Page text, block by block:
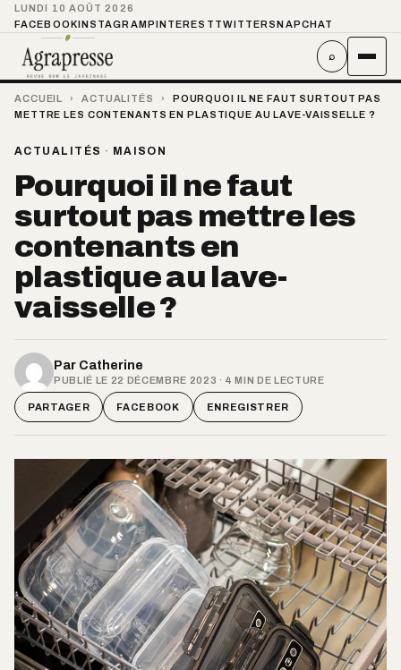
LUNDI 10 AOÛT 2026
FACEBOOKINSTAGRAMPINTEREST TWITTER SNAPCHAT
⌕
ACCUEIL › ACTUALITÉS ›
POURQUOI IL NE FAUT SURTOUT PAS
METTRE LES CONTENANTS EN PLASTIQUE AU LAVE-VAISSELLE ?
ACTUALITÉS · MAISON
Pourquoi il ne faut
surtout pas mettre les
contenants en
plastique au lave-
vaisselle ?
Par Catherine
PUBLIÉ LE 22 DÉCEMBRE 2023 · 4 MIN DE LECTURE
PARTAGER FACEBOOK ENREGISTRER